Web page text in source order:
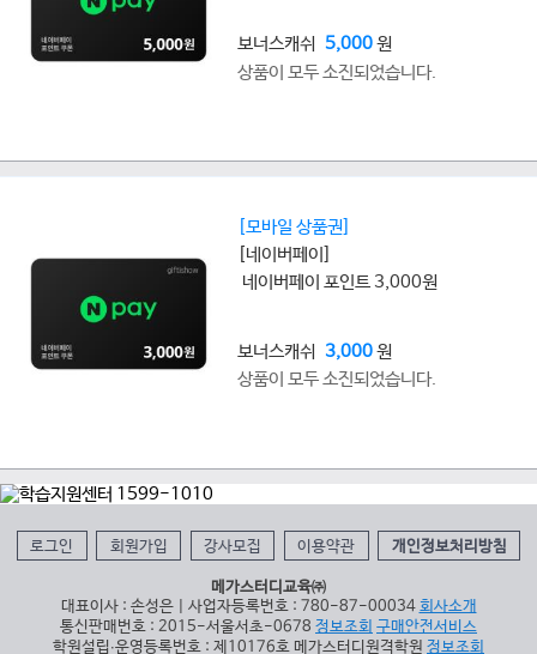
보너스캐쉬 5,000원
상품이 모두 소진되었습니다.
[모바일 상품권]
[네이버페이]
네이버페이 포인트 3,000원
보너스캐쉬 3,000원
상품이 모두 소진되었습니다.
로그인 회원가입 강사모집 이용약관 개인정보처리방침
메가스터디교육㈜
대표이사 : 손성은 | 사업자등록번호 : 780-87-00034 회사소개
통신판매번호 : 2015-서울서초-0678 정보조회 구매안전서비스
학원설립∙운영등록번호 : 제10176호 메가스터디원격학원 정보조회